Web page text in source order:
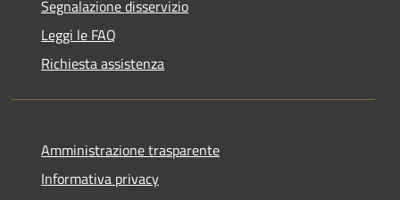
Segnalazione disservizio
Leggi le FAQ
Richiesta assistenza
Amministrazione trasparente
Informativa privacy